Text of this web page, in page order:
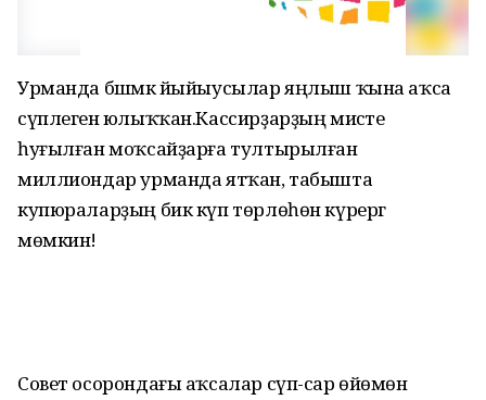
Урманда бәшмәк йыйыусылар яңлыш ҡына аҡса
сүплегенә юлыҡҡан.Кассирҙарҙың мисәте
һуғылған моҡсайҙарға тултырылған
миллиондар урманда ятҡан, табышта
купюраларҙың бик күп төрлөһөн күрергә
мөмкин!
Совет осорондағы аҡсалар сүп-сар өйөмөнә